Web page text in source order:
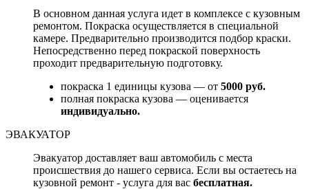
В основном данная услуга идет в комплексе с кузовным
ремонтом. Покраска осуществляется в специальной
камере. Предварительно производится подбор краски.
Непосредственно перед покраской поверхность
проходит предварительную подготовку.
покраска 1 единицы кузова — от 5000 руб.
полная покраска кузова — оценивается
индивидуально.
ЭВАКУАТОР
Эвакуатор доставляет ваш автомобиль с места
происшествия до нашего сервиса. Если вы остаетесь на
кузовной ремонт - услуга для вас бесплатная.